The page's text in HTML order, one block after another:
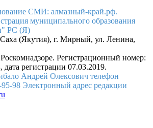
СМИ: алмазный-край.рф.
муниципального образования
РС (Я)
(Якутия), г. Мирный, ул. Ленина,
Регистрационный номер:
регистрации 07.03.2019.
Андрей Олексович телефон
98 Электронный адрес редакции